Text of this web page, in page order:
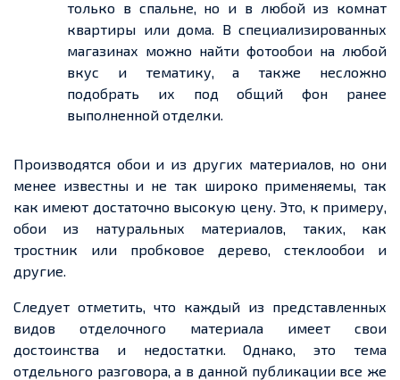
только в спальне, но и в любой из комнат
квартиры или дома. В специализированных
магазинах можно найти фотообои на любой
вкус и тематику, а также несложно
подобрать их под общий фон ранее
выполненной отделки.
Производятся обои и из других материалов, но они
менее известны и не так широко применяемы, так
как имеют достаточно высокую цену. Это, к примеру,
обои из натуральных материалов, таких, как
тростник или пробковое дерево, стеклообои и
другие.
Следует отметить, что каждый из представленных
видов отделочного материала имеет свои
достоинства и недостатки. Однако, это тема
отдельного разговора, а в данной публикации все же